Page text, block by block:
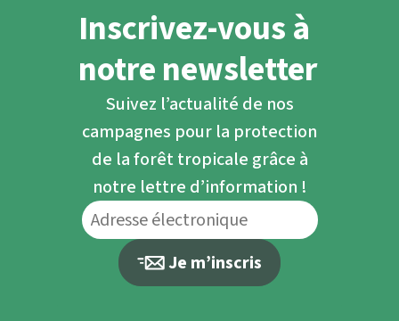
Inscrivez-vous à
notre newsletter
Suivez l’actualité de nos
campagnes pour la protection
de la forêt tropicale grâce à
notre lettre d’information !
Je m’inscris